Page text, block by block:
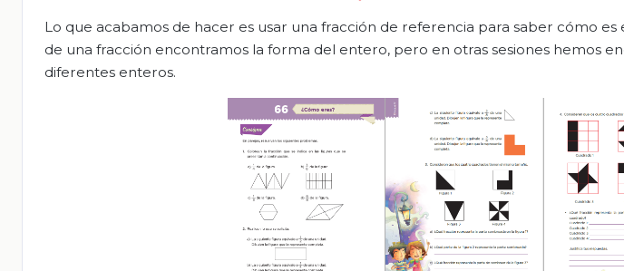
Lo que acabamos de hacer es usar una fracción de referencia para saber cómo
de una fracción encontramos la forma del entero, pero en otras sesiones hemos
diferentes enteros.